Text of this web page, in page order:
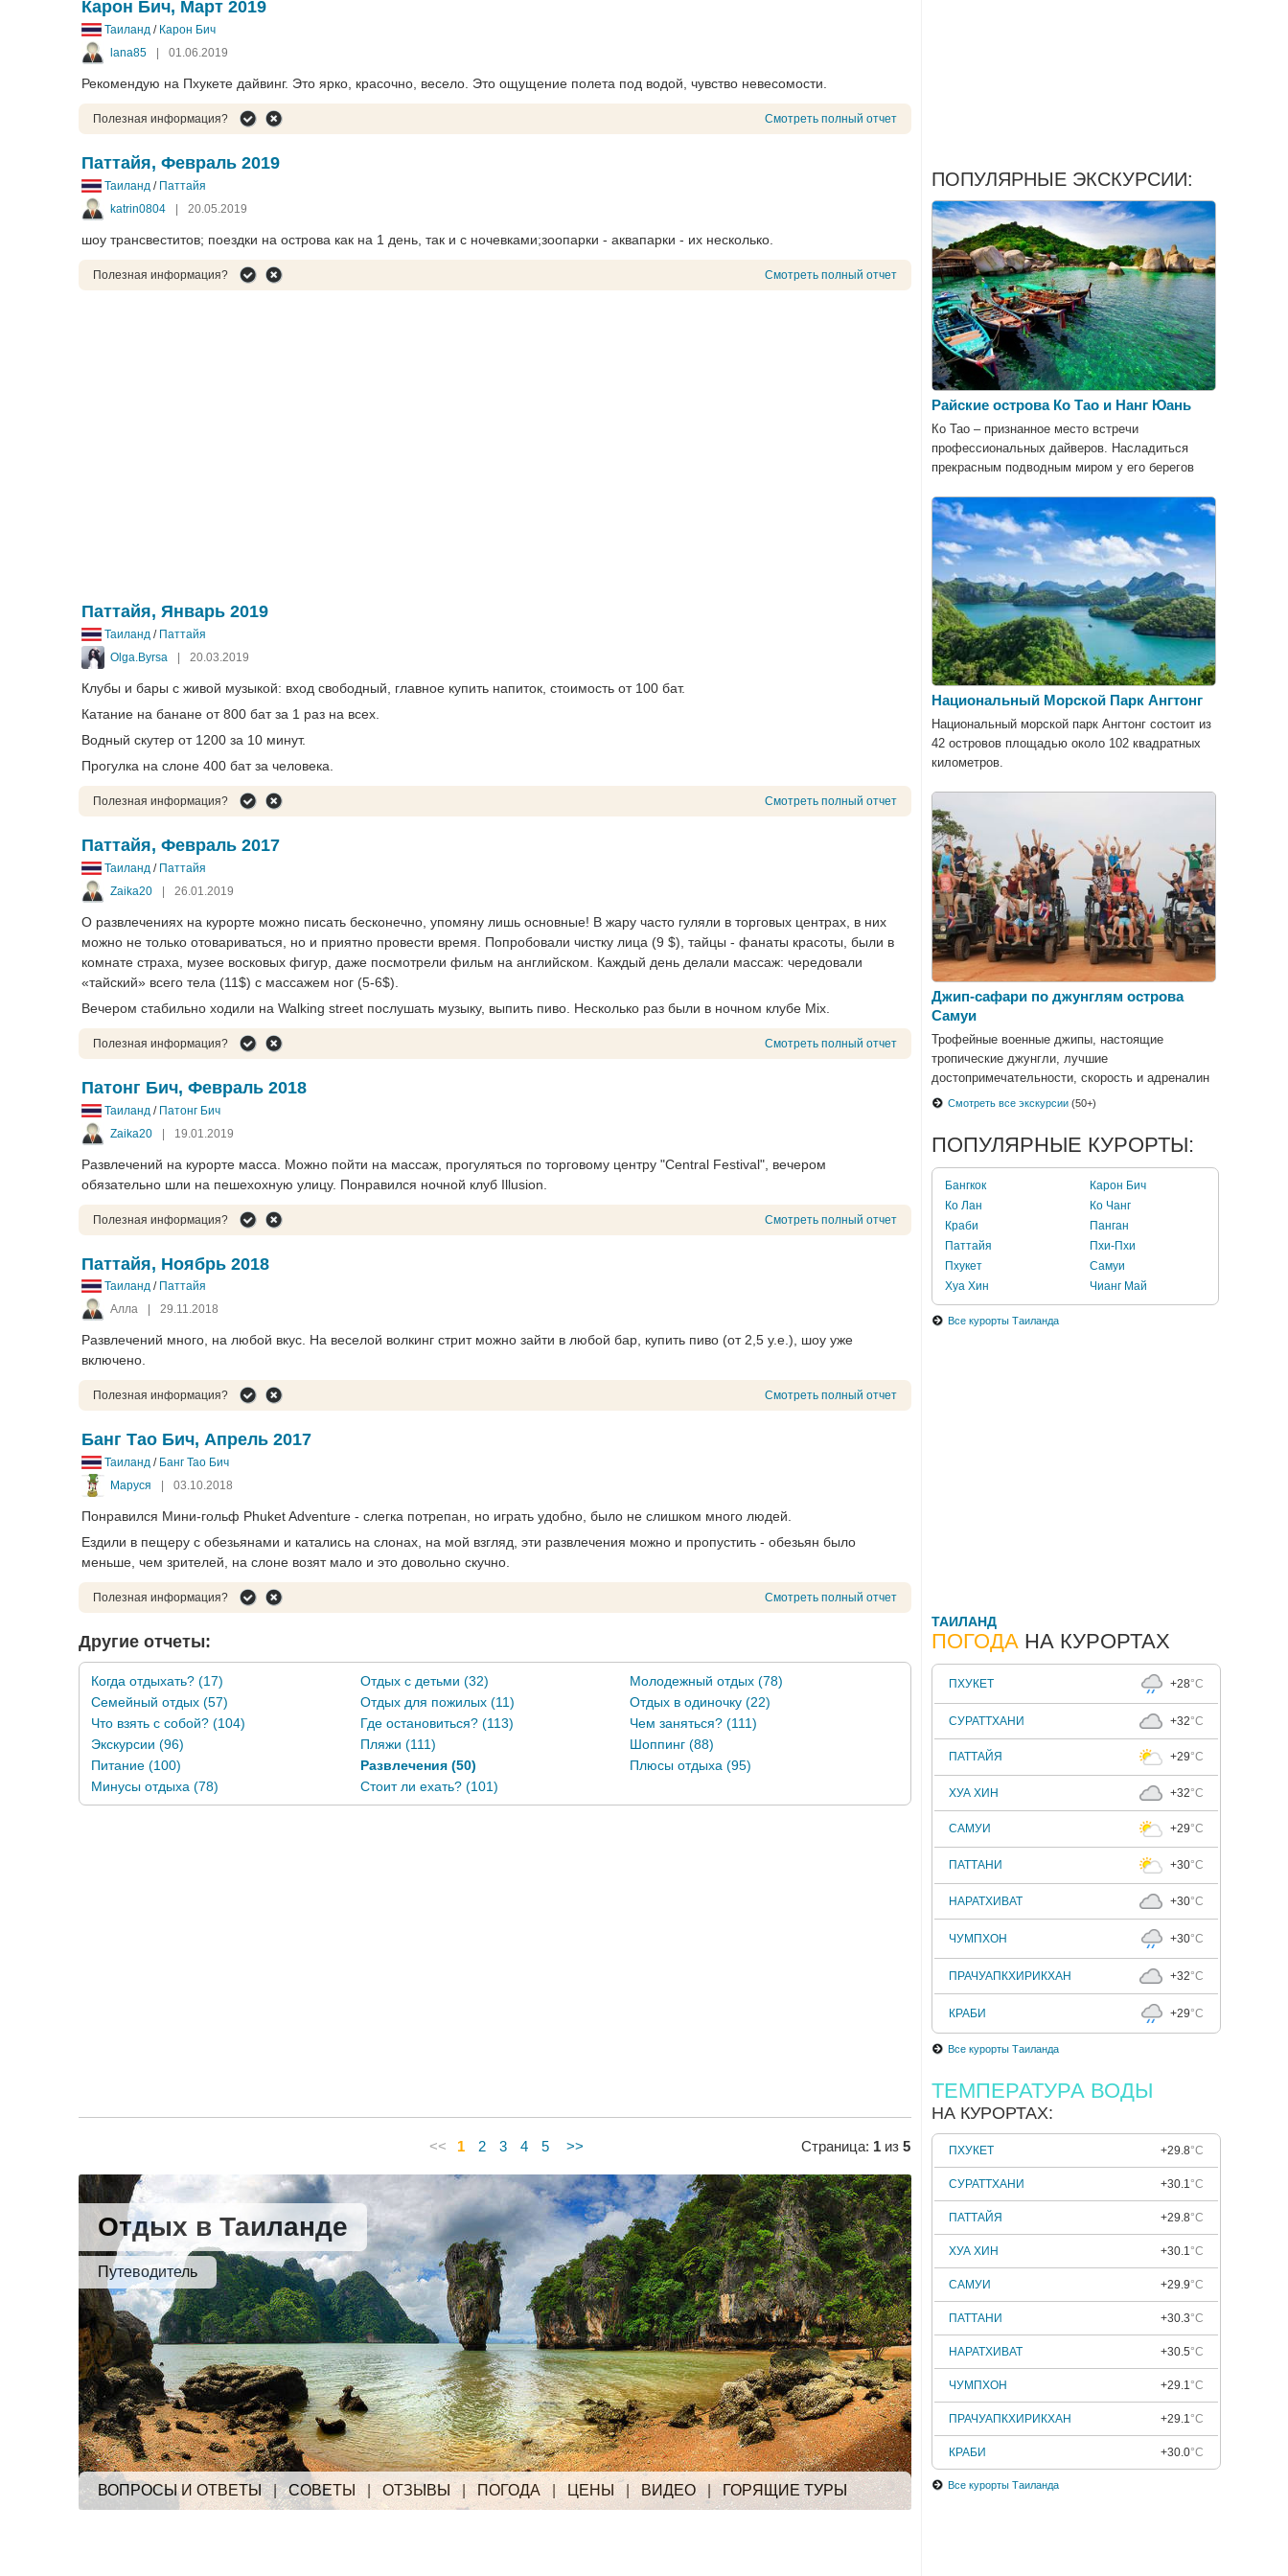
Карон Бич, Март 2019
Таиланд / Карон Бич
lana85
01.06.2019
Рекомендую на Пхукете дайвинг. Это ярко, красочно, весело. Это ощущение полета под водой, чувство невесомости.
Полезная информация? Смотреть полный отчет
Паттайя, Февраль 2019
Таиланд / Паттайя
katrin0804
20.05.2019
шоу трансвеститов; поездки на острова как на 1 день, так и с ночевками;зоопарки - аквапарки - их несколько.
Полезная информация? Смотреть полный отчет
Паттайя, Январь 2019
Таиланд / Паттайя
Olga.Byrsa
20.03.2019
Клубы и бары с живой музыкой: вход свободный, главное купить напиток, стоимость от 100 бат.
Катание на банане от 800 бат за 1 раз на всех.
Водный скутер от 1200 за 10 минут.
Прогулка на слоне 400 бат за человека.
Полезная информация? Смотреть полный отчет
Паттайя, Февраль 2017
Таиланд / Паттайя
Zaika20
| 26.01.2019
О развлечениях на курорте можно писать бесконечно, упомяну лишь основные! В жару часто гуляли в торговых центрах, в них
можно не только отовариваться, но и приятно провести время. Попробовали чистку лица (9 $), тайцы - фанаты красоты, были в
комнате страха, музее восковых фигур, даже посмотрели фильм на английском. Каждый день делали массаж: чередовали
«тайский» всего тела (11$) с массажем ног (5-6$).
Вечером стабильно ходили на Walking street послушать музыку, выпить пиво. Несколько раз были в ночном клубе Mix.
Полезная информация? Смотреть полный отчет
Патонг Бич, Февраль 2018
Таиланд / Патонг Бич
Zaika20
| 19.01.2019
Развлечений на курорте масса. Можно пойти на массаж, прогуляться по торговому центру "Central Festival", вечером
обязательно шли на пешехохную улицу. Понравился ночной клуб Illusion.
Полезная информация? Смотреть полный отчет
Паттайя, Ноябрь 2018
Таиланд / Паттайя
Алла
29.11.2018
Развлечений много, на любой вкус. На веселой волкинг стрит можно зайти в любой бар, купить пиво (от 2,5 у.е.), шоу уже
включено.
Полезная информация? Смотреть полный отчет
Банг Тао Бич, Апрель 2017
Таиланд / Банг Тао Бич
Маруся
03.10.2018
Понравился Мини-гольф Phuket Adventure - слегка потрепан, но играть удобно, было не слишком много людей.
Ездили в пещеру с обезьянами и катались на слонах, на мой взгляд, эти развлечения можно и пропустить - обезьян было
меньше, чем зрителей, на слоне возят мало и это довольно скучно.
Полезная информация? Смотреть полный отчет
Другие отчеты:
Когда отдыхать? (17) Отдых с детьми (32)
Молодежный отдых (78)
Семейный отдых (57)
Отдых для пожилых (11)
Отдых в одиночку (22)
Что взять с собой? (104)
Где остановиться? (113)
Чем заняться? (111)
Экскурсии (96)
Пляжи (111)
Шоппинг (88)
Питание (100)
Развлечения (50)
Плюсы отдыха (95)
Минусы отдыха (78)
Стоит ли ехать? (101)
<< 1 2 3 4 5 >> Страница: 1 из 5
Отдых в Таиланде
Путеводитель
ВОПРОСЫ И ОТВЕТЫ |СОВЕТЫ | ОТЗЫВЫ |ПОГОДА| ЦЕНЫ | ВИДЕО|ГОРЯЩИЕ ТУРЫ
ПОПУЛЯРНЫЕ ЭКСКУРСИИ:
Райские острова Ко Тао и Нанг Юань
Ко Тао – признанное место встречи
профессиональных дайверов. Насладиться
прекрасным подводным миром у его берегов
Национальный Морской Парк Ангтонг
Национальный морской парк Ангтонг состоит из
42 островов площадью около 102 квадратных
километров.
Джип-сафари по джунглям острова
Самуи
Трофейные военные джипы, настоящие
тропические джунгли, лучшие
достопримечательности, скорость и адреналин
– все это джип-сафари по джунглям Самуи!
Смотреть все экскурсии (50+)
ПОПУЛЯРНЫЕ КУРОРТЫ:
Бангкок
Карон Бич
Ко Лан
Ко Чанг
Краби
Панган
Паттайя
Пхи-Пхи
Пхукет
Самуи
Хуа Хин
Чианг Май
Все курорты Таиланда
ТАИЛАНД
ПОГОДА НА КУРОРТАХ
ПХУКЕТ +28°C
СУРАТТХАНИ +32°C
ПАТТАЙЯ +29°C
ХУА ХИН +32°C
САМУИ +29°C
ПАТТАНИ +30°C
НАРАТХИВАТ +30°C
ЧУМПХОН +30°C
ПРАЧУАПКХИРИКХАН +32°C
КРАБИ +29°C
Все курорты Таиланда
ТЕМПЕРАТУРА ВОДЫ
НА КУРОРТАХ:
ПХУКЕТ +29.8°C
СУРАТТХАНИ +30.1°C
ПАТТАЙЯ +29.8°C
ХУА ХИН +30.1°C
САМУИ +29.9°C
ПАТТАНИ +30.3°C
НАРАТХИВАТ +30.5°C
ЧУМПХОН +29.1°C
ПРАЧУАПКХИРИКХАН +29.1°C
КРАБИ +30.0°C
Все курорты Таиланда